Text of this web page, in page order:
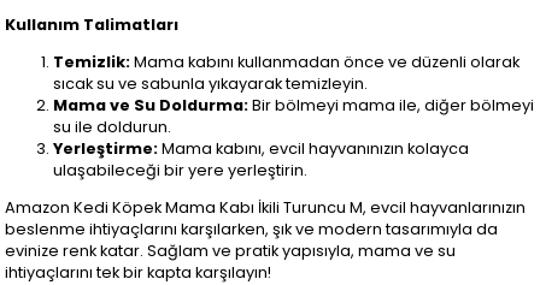
Kullanım Talimatları
Temizlik:Mama kabını kullanmadan önce ve düzenli olarak
sıcak su ve sabunla yıkayarak temizleyin.
Mama ve Su Doldurma:Bir bölmeyi mama ile, diğer bölmeyi
su ile doldurun.
Yerleştirme:Mama kabını, evcil hayvanınızın kolayca
ulaşabileceği bir yere yerleştirin.
Amazon Kedi Köpek Mama Kabı İkili Turuncu M, evcil hayvanlarınızın
beslenme ihtiyaçlarını karşılarken, şık ve modern tasarımıyla da
evinize renk katar. Sağlam ve pratik yapısıyla, mama ve su
ihtiyaçlarını tek bir kapta karşılayın!